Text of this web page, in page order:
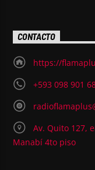
CONTACTO
https://
+593 098 901
Av. Quito 127,
Manabí 4to piso